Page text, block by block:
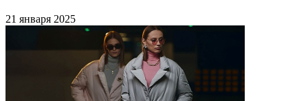
21 января 2025